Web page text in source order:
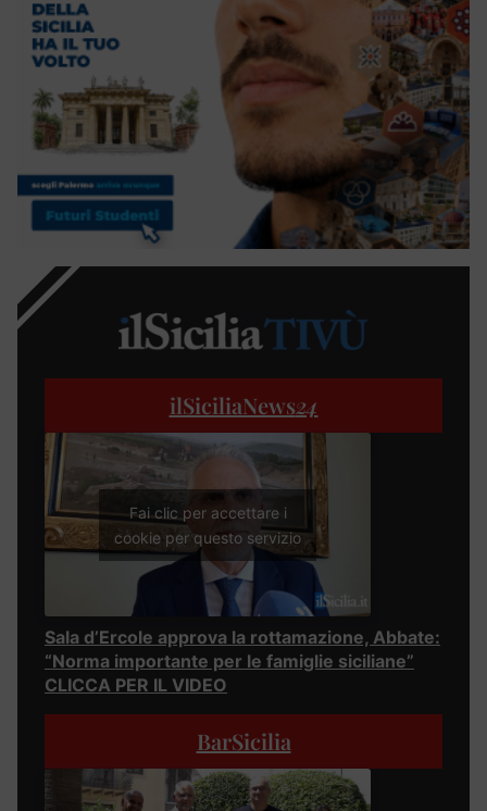
ilSiciliaNews24
Fai clic per accettare i
cookie per questo servizio
Sala d’Ercole approva la rottamazione, Abbate:
“Norma importante per le famiglie siciliane”
CLICCA PER IL VIDEO
BarSicilia